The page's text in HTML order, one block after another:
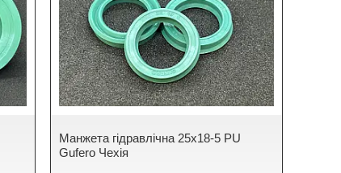
Манжета гідравлічна 25х18-5 PU
Gufero Чехія